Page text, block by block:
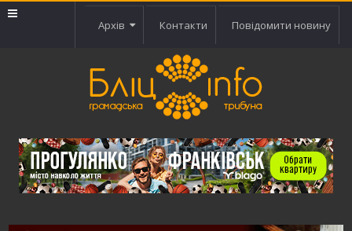
Архів Контакти Повідомити новину